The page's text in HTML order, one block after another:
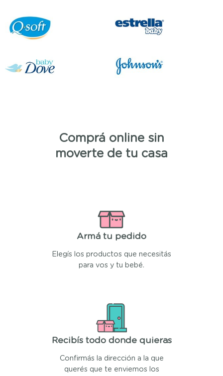
Comprá online sin
moverte de tu casa
Armá tu pedido
Elegís los productos que necesitás
para vos y tu bebé.
Recibís todo donde quieras
Confirmás la dirección a la que
querés que te enviemos los